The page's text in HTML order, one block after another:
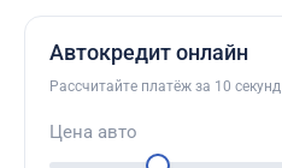
Автокредит онлайн
Рассчитайте платёж за 10 секунд
Цена авто